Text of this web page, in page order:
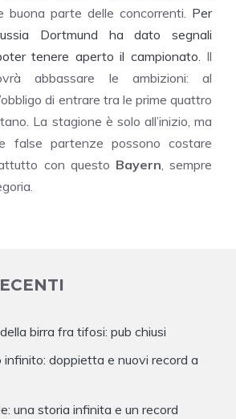
parte delle concorrenti. Per
Dortmund ha dato segnali
tenere aperto il campionato. Il
abbassare le ambizioni: al
di entrare tra le prime quattro
La stagione è solo all’inizio, ma
false partenze possono costare
con questo Bayern, sempre
birra fra tifosi: pub chiusi
infinito: doppietta e nuovi record a
una storia infinita e un record